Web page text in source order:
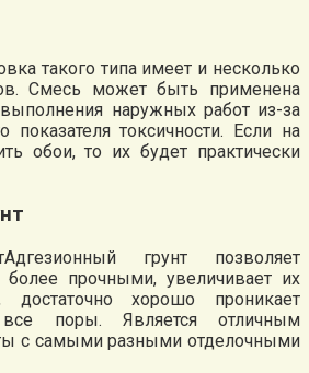
такого типа имеет и несколько
Смесь может быть применена
наружных работ из-за
показателя токсичности. Если на
обои, то их будет практически
Адгезионный грунт позволяет
прочными, увеличивает их
достаточно хорошо проникает
все поры. Является отличным
с самыми разными отделочными